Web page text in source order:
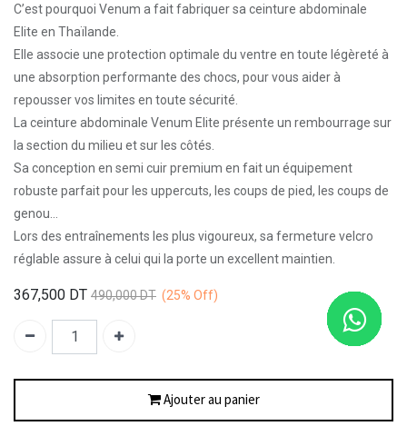
C’est pourquoi Venum a fait fabriquer sa ceinture abdominale
Elite en Thaïlande.
Elle associe une protection optimale du ventre en toute légèreté à
une absorption performante des chocs, pour vous aider à
repousser vos limites en toute sécurité.
La ceinture abdominale Venum Elite présente un rembourrage sur
la section du milieu et sur les côtés.
Sa conception en semi cuir premium en fait un équipement
robuste parfait pour les uppercuts, les coups de pied, les coups de
genou…
Lors des entraînements les plus vigoureux, sa fermeture velcro
réglable assure à celui qui la porte un excellent maintien.
367,500 DT 490,000DT (25% Off)
Ajouter au panier